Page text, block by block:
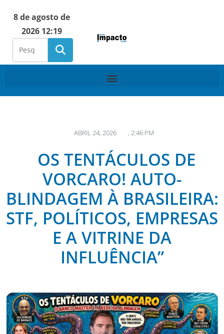
8 de agosto de
2026 12:19
ABRIL 24, 2026 , 2:46 PM
OS TENTÁCULOS DE
VORCARO! AUTO-
BLINDAGEM À BRASILEIRA:
STF, POLÍTICOS, EMPRESAS
E A VITRINE DA
INFLUÊNCIA”